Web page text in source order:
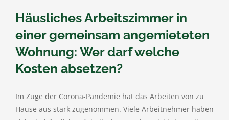
Häusliches Arbeitszimmer in
einer gemeinsam angemieteten
Wohnung: Wer darf welche
Kosten absetzen?
Im Zuge der Corona-Pandemie hat das Arbeiten von zu
Hause aus stark zugenommen. Viele Arbeitnehmer haben